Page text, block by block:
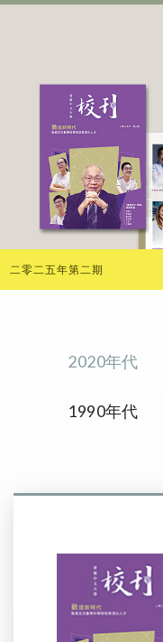
二零二五年第二期
2020年代
1990年代